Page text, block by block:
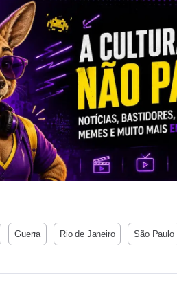
Guerra Rio de Janeiro São Paulo